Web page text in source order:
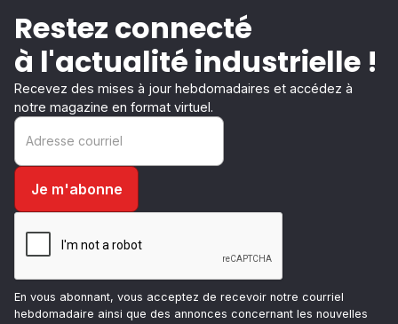
Restez connecté
à l'actualité industrielle !
Recevez des mises à jour hebdomadaires et accédez à
notre magazine en format virtuel.
En vous abonnant, vous acceptez de recevoir notre courriel
hebdomadaire ainsi que des annonces concernant les nouvelles